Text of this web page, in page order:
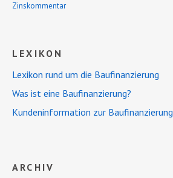
Zinskommentar
LEXIKON
Lexikon rund um die Baufinanzierung
Was ist eine Baufinanzierung?
Kundeninformation zur Baufinanzierung
ARCHIV